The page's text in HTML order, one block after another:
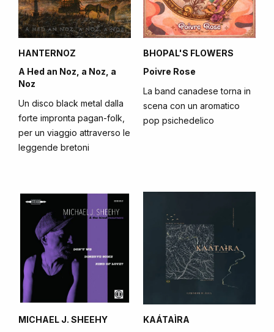
HANTERNOZ
A Hed an Noz, a Noz, a
Noz
Un disco black metal dalla
forte impronta pagan-folk,
per un viaggio attraverso le
leggende bretoni
BHOPAL'S FLOWERS
Poivre Rose
La band canadese torna in
scena con un aromatico
pop psichedelico
MICHAEL J. SHEEHY
KAÁTAÌRA